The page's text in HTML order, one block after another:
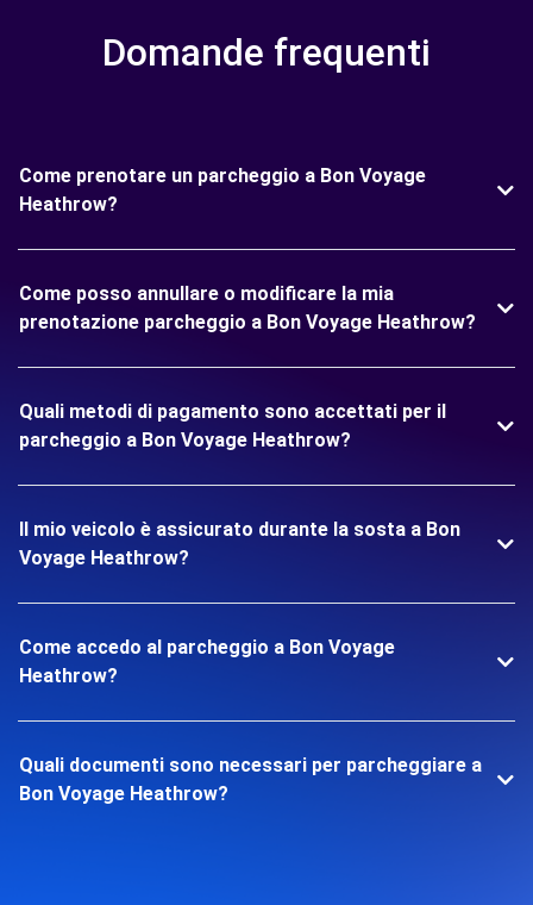
Domande frequenti
Come prenotare un parcheggio a Bon Voyage
Heathrow?
Come posso annullare o modificare la mia
prenotazione parcheggio a Bon Voyage Heathrow?
Quali metodi di pagamento sono accettati per il
parcheggio a Bon Voyage Heathrow?
Il mio veicolo è assicurato durante la sosta a Bon
Voyage Heathrow?
Come accedo al parcheggio a Bon Voyage
Heathrow?
Quali documenti sono necessari per parcheggiare a
Bon Voyage Heathrow?